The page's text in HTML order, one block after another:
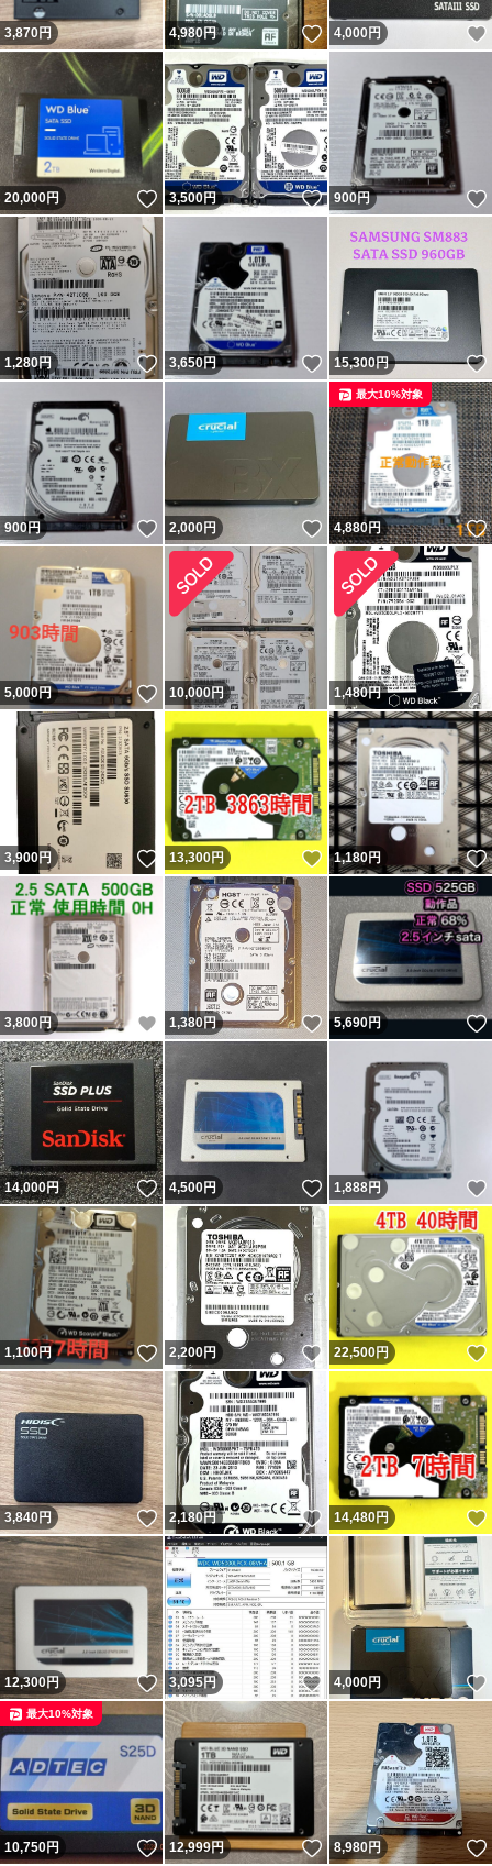
3,870円 4,980円 いいね！
4,000 円
20,000円 いいね！
3,500円 いいね！
900円
1,280円 いいね！
3,650円 いいね！
15,300円
900円 いいね！
2,000円 いいね！
4,880円
最大10%対象
5,000円 いいね！
10,000円 1,480円
3,900円 いいね！
13,300円 いいね！
1,180円
3,800円 いいね！
1,380円 いいね！
5,690円
14,000円 いいね！
4,500円 いいね！
1,888円
1,100円 いいね！
2,200円 いいね！
22,500円
3,840円 いいね！
2,180円 いいね！
14,480円
12,300円 いいね！
3,095円 いいね！
4,000円
10,750円 いいね！
最大10%対象
12,999円 いいね！
8,980円